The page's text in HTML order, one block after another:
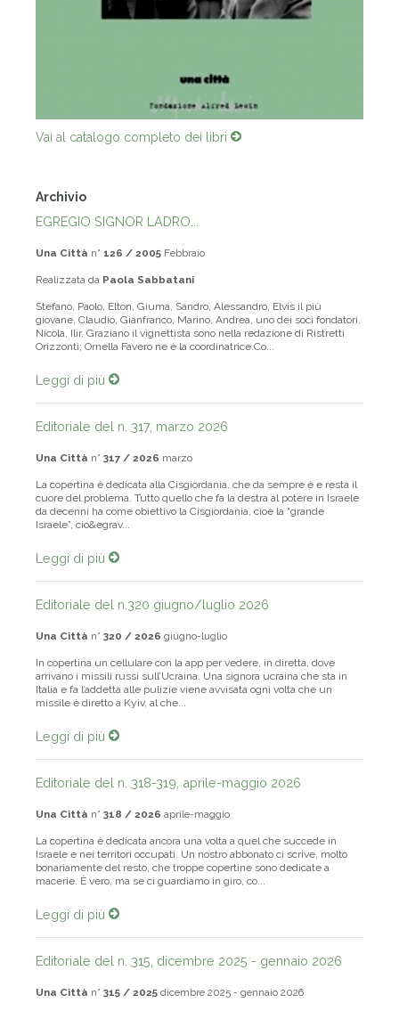
Vai al catalogo completo dei libri
Archivio
EGREGIO SIGNOR LADRO...
Una Città n° 126 / 2005 Febbraio
Realizzata da Paola Sabbatani
Stefano, Paolo, Elton, Giuma, Sandro, Alessandro, Elvis il più
giovane, Claudio, Gianfranco, Marino, Andrea, uno dei soci fondatori,
Nicola, Ilir, Graziano il vignettista sono nella redazione di Ristretti
Orizzonti; Ornella Favero ne è la coordinatrice.Co...
Leggi di più
Editoriale del n. 317, marzo 2026
Una Città n° 317 / 2026 marzo
La copertina è dedicata alla Cisgiordania, che da sempre è e resta il
cuore del problema. Tutto quello che fa la destra al potere in Israele
da decenni ha come obiettivo la Cisgiordania, cioè la “grande
Israele”, cio&egrav...
Leggi di più
Editoriale del n.320 giugno/luglio 2026
Una Città n° 320 / 2026 giugno-luglio
In copertina un cellulare con la app per vedere, in diretta, dove
arrivano i missili russi sull’Ucraina. Una signora ucraina che sta in
Italia e fa l’addetta alle pulizie viene avvisata ogni volta che un
missile è diretto a Kyiv, al che...
Leggi di più
Editoriale del n. 318-319, aprile-maggio 2026
Una Città n° 318 / 2026 aprile-maggio
La copertina è dedicata ancora una volta a quel che succede in
Israele e nei territori occupati. Un nostro abbonato ci scrive, molto
bonariamente del resto, che troppe copertine sono dedicate a
macerie. È vero, ma se ci guardiamo in giro, co...
Leggi di più
Editoriale del n. 315, dicembre 2025 - gennaio 2026
Una Città n° 315 / 2025 dicembre 2025 - gennaio 2026